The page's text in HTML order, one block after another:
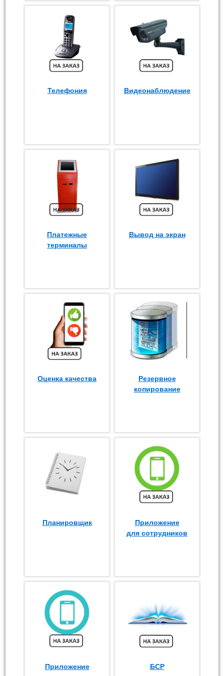
Телефония Видеонаблюдение
Платежные
терминалы
Вывод на экран
Оценка качества
Резервное
копирование
Планировщик
Приложение
для сотрудников
Приложение
БСР